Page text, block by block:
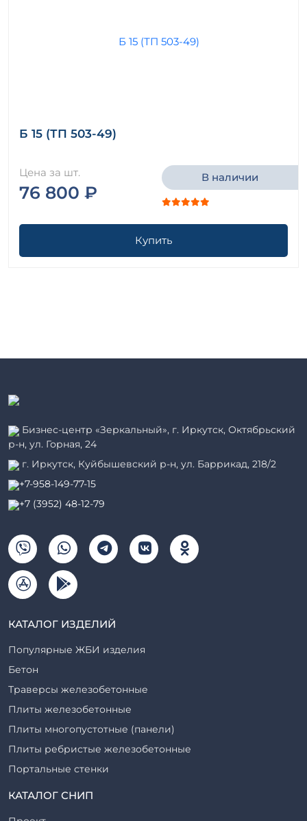
Б 15 (ТП 503-49)
Цена за шт.
76 800 ₽
В наличии
Купить
Бизнес-центр «Зеркальный», г. Иркутск, Октябрьский
р-н, ул. Горная, 24
г. Иркутск, Куйбышевский р-н, ул. Баррикад, 218/2
+7-958-149-77-15
+7 (3952) 48-12-79
КАТАЛОГ ИЗДЕЛИЙ
Популярные ЖБИ изделия
Бетон
Траверсы железобетонные
Плиты железобетонные
Плиты многопустотные (панели)
Плиты ребристые железобетонные
Портальные стенки
Прогоны железобетонные
КАТАЛОГ СНИП